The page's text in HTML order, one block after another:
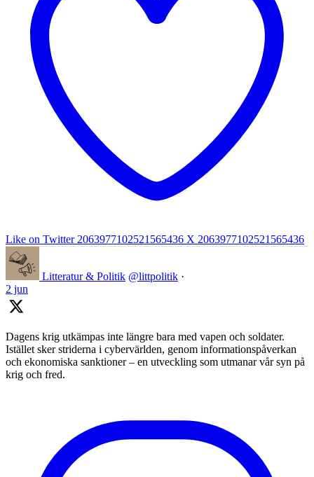
Like on Twitter 2063977102521565436 X 2063977102521565436
Litteratur & Politik @littpolitik ·
2 jun
Dagens krig utkämpas inte längre bara med vapen och soldater.
Istället sker striderna i cybervärlden, genom informationspåverkan
och ekonomiska sanktioner – en utveckling som utmanar vår syn på
krig och fred.